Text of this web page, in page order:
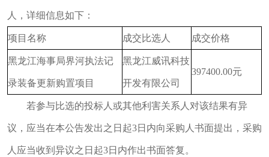
人，详细信息如下：
项目名称 成交比选人 成交价格
黑龙江海事局界河执法记
录装备更新购置项目
黑龙江威讯科技
开发有限公司
397400.00元
若参与比选的投标人或其他利害关系人对该结果有异
议，应当在本公告发出之日起3日内向采购人书面提出，采购
人应当收到异议之日起3日内作出书面答复。